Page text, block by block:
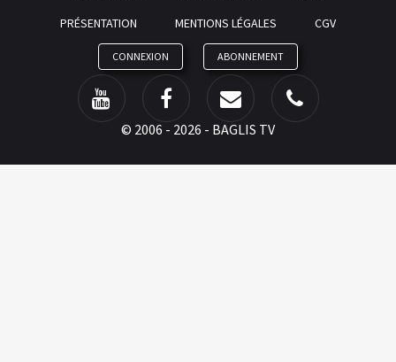
PRÉSENTATION
MENTIONS LÉGALES CGV
CONNEXION ABONNEMENT
© 2006 - 2026 - BAGLIS TV